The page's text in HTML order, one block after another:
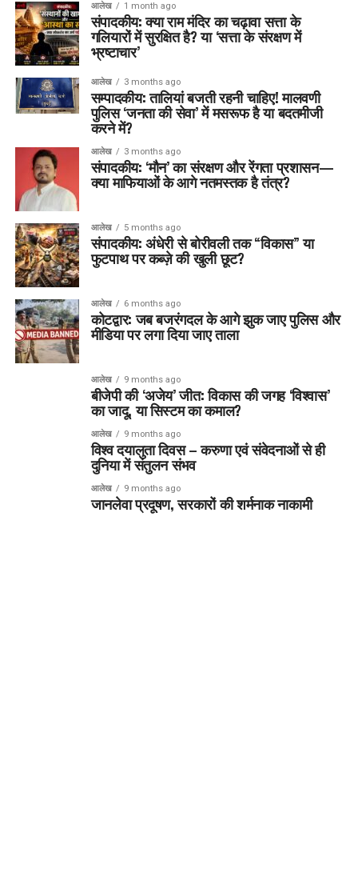
आलेख 1 month ago
संपादकीय: क्या राम मंदिर का चढ़ावा सत्ता के
गलियारों में सुरक्षित है? या ‘सत्ता के संरक्षण में
भ्रष्टाचार’
आलेख 3 months ago
सम्पादकीय: तालियां बजती रहनी चाहिए! मालवणी
पुलिस ‘जनता की सेवा’ में मसरूफ है या बदतमीजी
करने में?
आलेख 3 months ago
संपादकीय: ‘मौन’ का संरक्षण और रेंगता प्रशासन—
क्या माफियाओं के आगे नतमस्तक है तंत्र?
आलेख 5 months ago
संपादकीय: अंधेरी से बोरीवली तक “विकास” या
फुटपाथ पर कब्ज़े की खुली छूट?
आलेख 6 months ago
कोटद्वार: जब बजरंगदल के आगे झुक जाए पुलिस और
मीडिया पर लगा दिया जाए ताला
आलेख 9 months ago
बीजेपी की ‘अजेय’ जीत: विकास की जगह ‘विश्वास’
का जादू, या सिस्टम का कमाल?
आलेख 9 months ago
विश्व दयालुता दिवस – करुणा एवं संवेदनाओं से ही
दुनिया में संतुलन संभव
आलेख 9 months ago
जानलेवा प्रदूषण, सरकारों की शर्मनाक नाकामी